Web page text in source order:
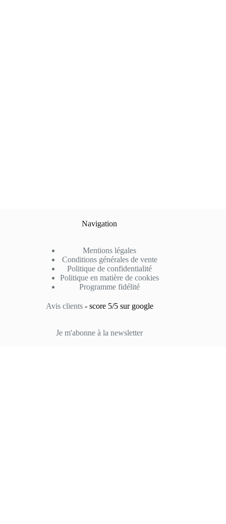
Navigation
Mentions légales
Conditions générales de vente
Politique de confidentialité
Politique en matière de cookies
Programme fidélité
Avis clients- score 5/5 sur google
Je m'abonne à la newsletter